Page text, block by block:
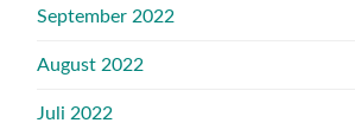
September 2022
August 2022
Juli 2022